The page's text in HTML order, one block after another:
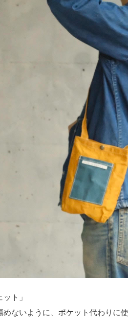
ト」
めないように、ポケット代わりに